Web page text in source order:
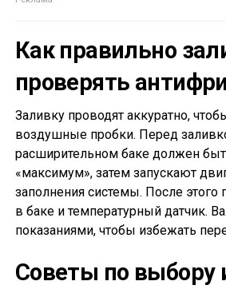
Как правильно
проверять
Заливку проводят аккуратно,
воздушные пробки. Перед
расширительном баке должен
«максимум», затем запускают
заполнения системы. После этого
в баке и температурный датчик.
показаниями, чтобы избежать
Советы по выбору